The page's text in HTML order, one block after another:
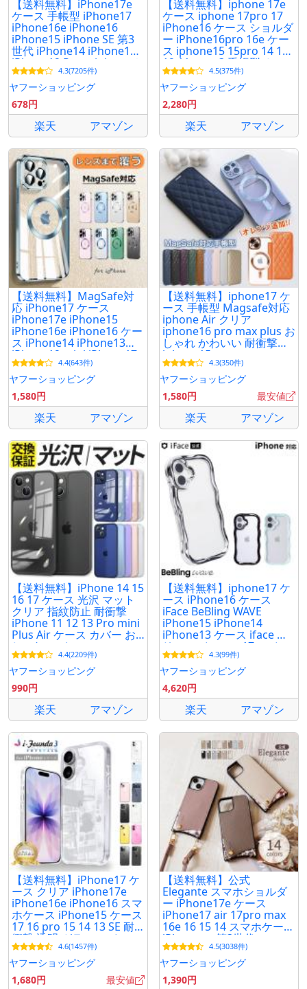
【送料無料】iPhone17e
ケース 手帳型 iPhone17
iPhone16e iPhone16
iPhone15 iPhone SE 第3
世代 iPhone14 iPhone13
iPhone12 Pro mini スマホ
ケース iPhone11 iPhone
ケース
4.3(7205件)
ヤフーショッピング
678円
楽天 アマゾン
【送料無料】iphone 17e
ケース iphone 17pro 17
iPhone16 ケース ショルダ
ー iPhone16pro 16e ケー
ス iphone15 15pro 14 13
12 11 se se3 手帳型 カー
ド付き リング ミラー
4.5(375件)
ヤフーショッピング
2,280円
楽天 アマゾン
【送料無料】MagSafe対
応 iPhone17 ケース
iPhone17e iPhone15
iPhone16e iPhone16 ケー
ス iPhone14 iPhone13
iPhone12 mini iPhone17
Pro Max Plus Air クリアケ
ース カバー
4.4(643件)
ヤフーショッピング
1,580円
楽天 アマゾン
【送料無料】iphone17 ケ
ース 手帳型 Magsafe対応
iphone Air クリア
iphone16 pro max plus お
しゃれ かわいい 耐衝撃
iphone15 promax
iphone14 iPhone13 カー
ド収納
4.3(350件)
ヤフーショッピング
1,580円
最安値
楽天 アマゾン
【送料無料】iPhone 14 15
16 17 ケース 光沢 マット
クリア 指紋防止 耐衝撃
iPhone 11 12 13 Pro mini
Plus Air ケース カバー お
しゃれ アイフォン
4.4(2209件)
ヤフーショッピング
990円
楽天 アマゾン
【送料無料】iphone17 ケ
ース iPhone16 ケース
iFace BeBling WAVE
iPhone15 iPhone14
iPhone13 ケース iface ク
リア アイフォン17 アイフ
ォン16 アイフォン 15 14
13 ケース
4.3(99件)
ヤフーショッピング
4,620円
楽天 アマゾン
【送料無料】iPhone17 ケ
ース クリア iPhone17e
iPhone16e iPhone16 スマ
ホケース iPhone15 ケース
17 16 pro 15 14 13 SE 耐
衝撃 透明 ガラス アイファ
ンデ3 シズカウィル
4.6(1457件)
ヤフーショッピング
1,680円
最安値
【送料無料】公式
Elegante スマホショルダ
ー iPhone17e ケース
iPhone17 air 17pro max
16e 16 15 14 スマホケース
iPhone se 第3世代 ショル
ダー アイフォン ケース YH
TJ
4.5(3038件)
ヤフーショッピング
1,390円